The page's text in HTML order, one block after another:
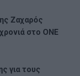
Ζαχαρός
στο ONE
για τους